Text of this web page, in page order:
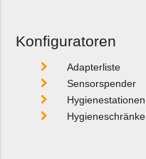
Konfiguratoren
Adapterliste
Sensorspender
Hygienestationen
Hygieneschränke